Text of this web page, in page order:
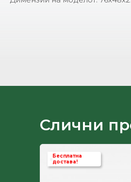
Слични
Бесплатна
достава!